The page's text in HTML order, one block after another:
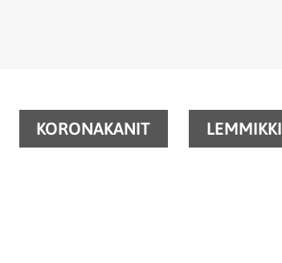
KORONAKANIT LEMMIKKI